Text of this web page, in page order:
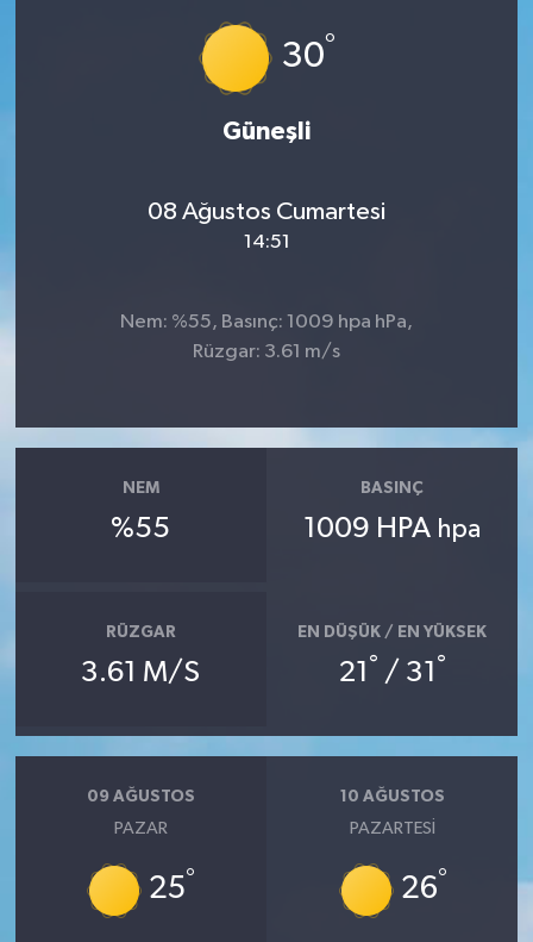
30°
Güneşli
08 Ağustos Cumartesi
14:51
Nem: %55, Basınç: 1009 hpa hPa,
Rüzgar: 3.61 m/s
NEM
%55
BASINÇ
1009 HPA hpa
RÜZGAR
3.61 M/S
EN DÜŞÜK / EN YÜKSEK
21 ° / 31 °
09 AĞUSTOS
PAZAR
25°
10 AĞUSTOS
PAZARTESI
26°
Ardahan Müftülüğü
Balıkesir Müftülüğü
Batman Müftülüğü
Bingöl Müftülüğü
Çanakkale Müftülüğü
Çankırı Müftülüğü
Peygamberimizin Hayatı
DİYANET RADYO/TV
Podcast
Bilim, Teknoloji